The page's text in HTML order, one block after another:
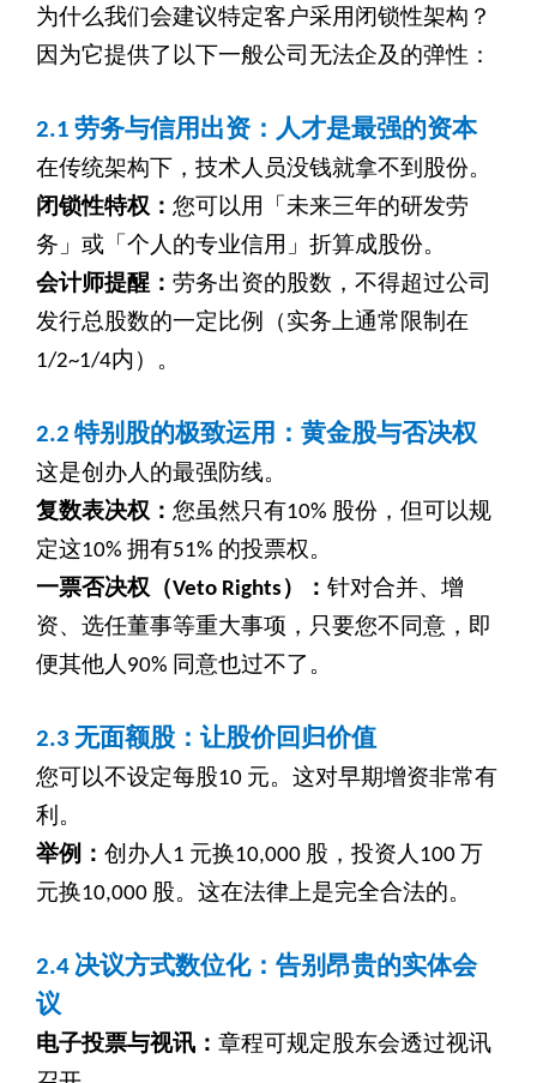
为什么我们会建议特定客户采用闭锁性架构？
因为它提供了以下一般公司无法企及的弹性：
2.1 劳务与信用出资：人才是最强的资本
在传统架构下，技术人员没钱就拿不到股份。
闭锁性特权： 您可以用「未来三年的研发劳
务」或「个人的专业信用」折算成股份。
会计师提醒： 劳务出资的股数，不得超过公司
发行总股数的一定比例（实务上通常限制在
1/2~1/4内）。
2.2 特别股的极致运用：黄金股与否决权
这是创办人的最强防线。
复数表决权： 您虽然只有10% 股份，但可以规
定这10% 拥有51% 的投票权。
一票否决权（Veto Rights）： 针对合并、增
资、选任董事等重大事项，只要您不同意，即
便其他人90% 同意也过不了。
2.3 无面额股：让股价回归价值
您可以不设定每股10 元。这对早期增资非常有
利。
举例： 创办人1 元换10,000 股，投资人100 万
元换10,000 股。这在法律上是完全合法的。
2.4决议方式数位化：告别昂贵的实体会
议
电子投票与视讯： 章程可规定股东会透过视讯